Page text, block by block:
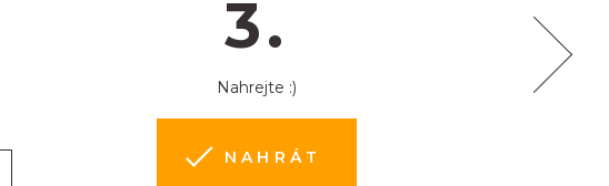
3.
Nahrejte :)
NAHRÁT